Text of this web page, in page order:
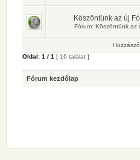
Köszöntünk az új
Fórum: Köszöntünk az
Oldal: 1 / 1 [ 16 találat ]
Fórum kezdőlap